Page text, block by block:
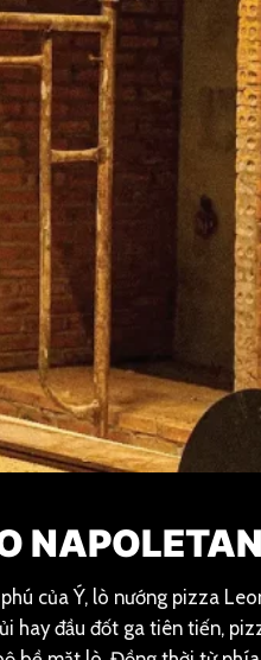
của Ý, lò nướng pizza
hay đầu đốt ga tiên tiến,